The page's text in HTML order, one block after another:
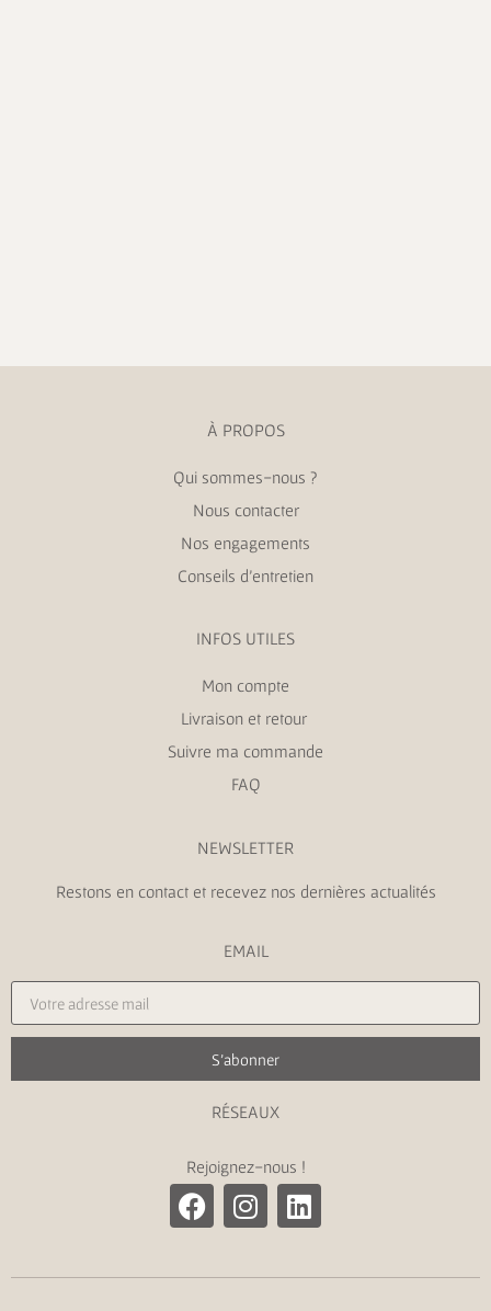
À PROPOS
Qui sommes-nous ?
Nous contacter
Nos engagements
Conseils d’entretien
INFOS UTILES
Mon compte
Livraison et retour
Suivre ma commande
FAQ
NEWSLETTER
Restons en contact et recevez nos dernières actualités
EMAIL
S'abonner
RÉSEAUX
Rejoignez-nous !